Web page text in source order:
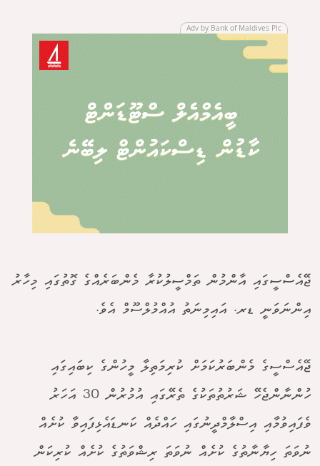
Adv by Bank of Maldives Plc
ޖޭއެސްސީގައި އާންމުން ތަމްސީލުކުރާ މެންބަރެއްގެ ގޮތުގައި މިހާރު
އިންނަވަނީ ޑރ. އައިމިނަތު އުއްމުލްސޫމް އެވެ.
ޖޭއެސްސީގެ މެންބަރުކަމަށް ކުރިމަތިލާ މީހުންގެ ކިބައިގައި
ހުންނާންޖެހޭ ޝަރުތުތަކުގެ ތެރޭގައި އުމުރުން 30 އަހަރު
ވެފައިވުމާއި އިސްލާމްދީނުގައި ހައްދެއް ކަނޑައެޅިފައިވާ ކުށެއް
ނުވަތަ ހިޔާނާތުގެ ކުށެއް ނުވަތަ ރިޝްވަތުގެ ކުށެއް ކުރިކަން